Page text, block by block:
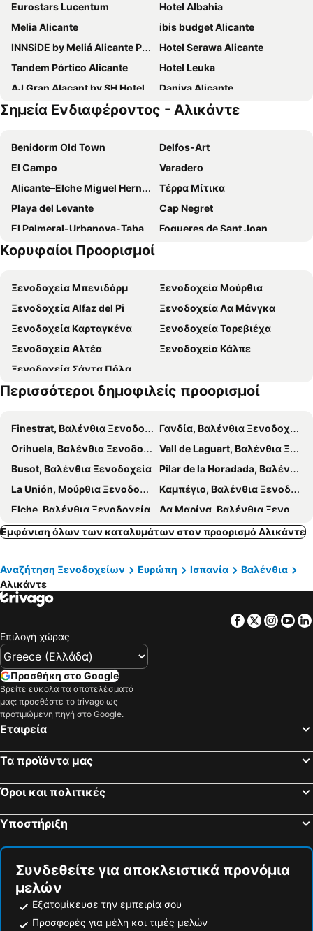
Eurostars Lucentum
Hotel Albahia
Melia Alicante
ibis budget Alicante
INNSiDE by Meliá Alicante Porta Maris
Hotel Serawa Alicante
Tandem Pórtico Alicante
Hotel Leuka
AJ Gran Alacant by SH Hoteles
Daniya Alicante
B&B HOTEL Alicante Centro
AC Hotel Alicante
Hotel Almirante
Eurostars Centrum Alicante
Pension La Lambra Azul
Boutique Hotel Sierra de Alicante
Utopía Alicante - Hotel Boutique para adultos
B&B HOTEL Alicante
ibis Alicante
Occidental Alicante
Hotel La City Estación
Hotel Rambla Alicante
Hospes Amerigo
Σημεία Ενδιαφέροντος - Αλικάντε
Benidorm Old Town
Delfos-Art
El Campo
Varadero
Alicante–Elche Miguel Hernández Airport
Τέρρα Μίτικα
Playa del Levante
Cap Negret
El Palmeral-Urbanova-Tabarca
Fogueres de Sant Joan
Ayuntamiento de Alicante
Casco Antiguo-Santa Cruz
Explanada de España
Casino Mediterráneo
Θαλάσσιο πάρκο Μουντομάρ
El Palmeral
Παραλία του Σαν Χουάν
Pla-Hospital
Calas Santa Pola del Este
Bancal de la Arena
Poblat Ibèric del Tossal de la Cala
Κορυφαίοι Προορισμοί
Ξενοδοχεία Μπενιδόρμ
Ξενοδοχεία Μούρθια
Ξενοδοχεία Alfaz del Pi
Ξενοδοχεία Λα Μάνγκα
Ξενοδοχεία Καρταγκένα
Ξενοδοχεία Τορεβιέχα
Ξενοδοχεία Αλτέα
Ξενοδοχεία Κάλπε
Ξενοδοχεία Σάντα Πόλα
Περισσότεροι δημοφιλείς προορισμοί
Finestrat, Βαλένθια Ξενοδοχεία
Γανδία, Βαλένθια Ξενοδοχεία
Orihuela, Βαλένθια Ξενοδοχεία
Vall de Laguart, Βαλένθια Ξενοδοχεία
Busot, Βαλένθια Ξενοδοχεία
Pilar de la Horadada, Βαλένθια Ξενοδοχεία
La Unión, Μούρθια Ξενοδοχεία
Καμπέγιο, Βαλένθια Ξενοδοχεία
Elche, Βαλένθια Ξενοδοχεία
Λα Μαρίνα, Βαλένθια Ξενοδοχεία
Γκουαρδαμάρ ντελ Σεγκούρα, Βαλένθια Ξενοδοχεία
San Fulgencio, Βαλένθια Ξενοδοχεία
Benimantell, Βαλένθια Ξενοδοχεία
Villena, Βαλένθια Ξενοδοχεία
San Pedro del Pinatar, Μούρθια Ξενοδοχεία
Moraira, Βαλένθια Ξενοδοχεία
Oliva, Βαλένθια Ξενοδοχεία
Βαλένθια, Βαλένθια Ξενοδοχεία
Oropesa del Mar, Βαλένθια Ξενοδοχεία
Manises, Βαλένθια Ξενοδοχεία
Κάλπε, Βαλένθια Ξενοδοχεία
Ντένια, Βαλένθια Ξενοδοχεία
Βαρκελώνη, Καταλονία Ξενοδοχεία
Σεβίλλη, Ανδαλουσία Ξενοδοχεία
Μάλαγα, Ανδαλουσία Ξενοδοχεία
Μπιλμπάο, Χώρα των Βάσκων Ξενοδοχεία
Εμφάνιση όλων των καταλυμάτων στον προορισμό Αλικάντε
Αναζήτηση Ξενοδοχείων Ευρώπη Ισπανία
Βαλένθια
Αλικάντε
Facebook
Twitter
Επιλογή χώρας
Προσθήκη στο Google
Βρείτε εύκολα τα αποτελέσματά
μας: προσθέστε το trivago ως
προτιμώμενη πηγή στο Google.
Εταιρεία
Τα προϊόντα μας
Όροι και πολιτικές
Υποστήριξη
Συνδεθείτε για αποκλειστικά προνόμια
μελών
Εξατομίκευσε την εμπειρία σου
Προσφορές για μέλη και τιμές μελών